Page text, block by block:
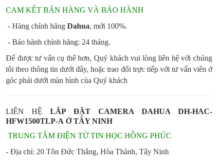
CAM KẾT BÁN HÀNG VÀ BẢO HÀNH
- Hàng chính hãng Dahua, mới 100%.
- Bảo hành chính hãng: 24 tháng.
Để được tư vấn cụ thể hơn, Quý khách vui lòng liên hệ với chúng
tôi theo thông tin dưới đây, hoặc trao đổi trực tiếp với tư vấn viên ở
góc phải dưới màn hình của Quý khách
LIÊN HỆ LẮP ĐẶT CAMERA DAHUA DH-HAC-
HFW1500TLP-A Ở TÂY NINH
TRUNG TÂM ĐIỆN TỬ TIN HỌC HỒNG PHÚC
- Địa chỉ: 20 Tôn Đức Thắng, Hòa Thành, Tây Ninh